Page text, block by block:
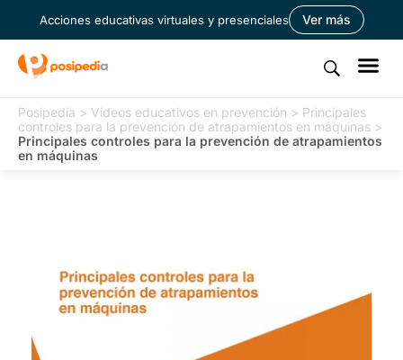
Acciones educativas virtuales y presenciales Ver más
Posipedia > Videos educativos en prevención > Principales
controles para la prevención de atrapamientos en máquinas >
Principales controles para la prevención de atrapamientos
en máquinas